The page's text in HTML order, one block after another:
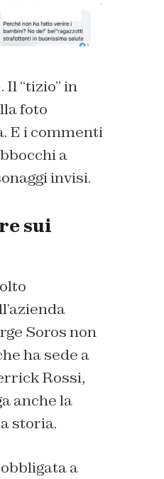
Il “tizio” in
foto
E i commenti
a
invisi.
sui
Soros non
ha sede a
Rossi,
anche la
storia.
a